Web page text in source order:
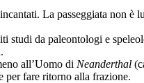
La passeggiata non è
studi da paleontologi e
all’Uomo di Neanderthal
per fare ritorno alla frazione.